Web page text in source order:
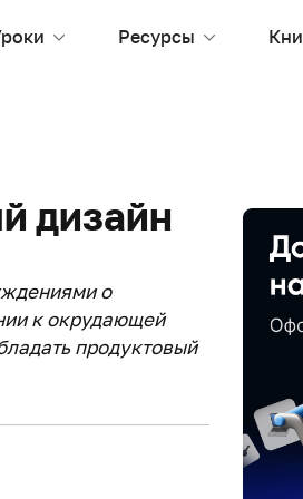
Ресурсы
дизайн
о
к окрудающей
продуктовый